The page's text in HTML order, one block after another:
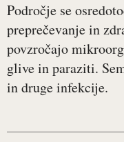
Področje se
preprečevanje in
povzročajo
glive in paraziti.
in druge infekcije.